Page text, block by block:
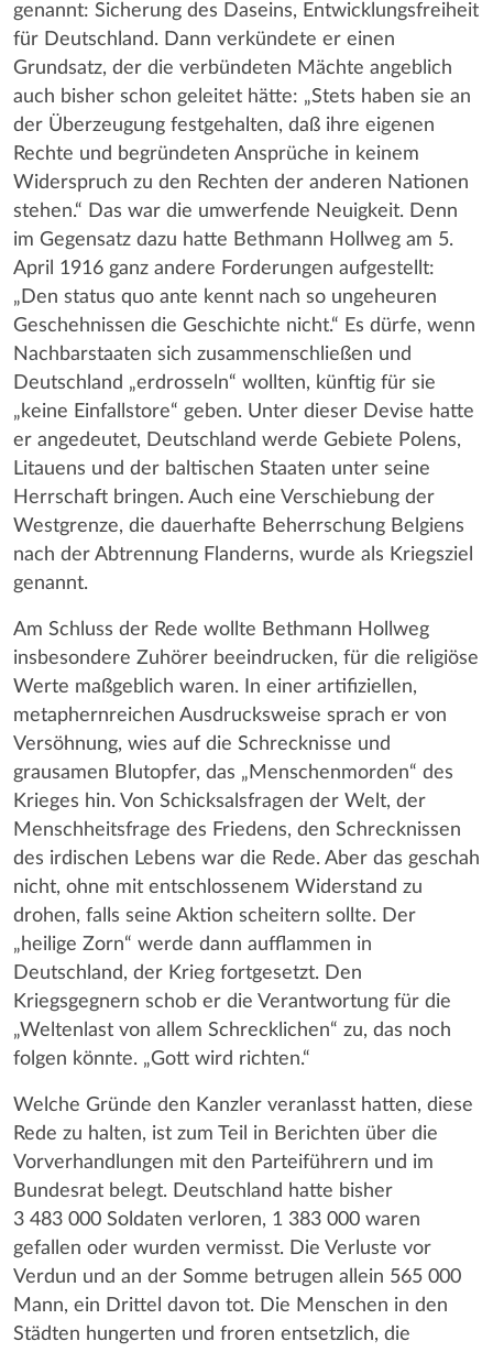
genannt: Sicherung des Daseins, Entwicklungsfreiheit
für Deutschland. Dann verkündete er einen
Grundsatz, der die verbündeten Mächte angeblich
auch bisher schon geleitet hätte: „Stets haben sie an
der Überzeugung festgehalten, daß ihre eigenen
Rechte und begründeten Ansprüche in keinem
Widerspruch zu den Rechten der anderen Nationen
stehen.“ Das war die umwerfende Neuigkeit. Denn
im Gegensatz dazu hatte Bethmann Hollweg am 5.
April 1916 ganz andere Forderungen aufgestellt:
„Den status quo ante kennt nach so ungeheuren
Geschehnissen die Geschichte nicht.“ Es dürfe, wenn
Nachbarstaaten sich zusammenschließen und
Deutschland „erdrosseln“ wollten, künftig für sie
„keine Einfallstore“ geben. Unter dieser Devise hatte
er angedeutet, Deutschland werde Gebiete Polens,
Litauens und der baltischen Staaten unter seine
Herrschaft bringen. Auch eine Verschiebung der
Westgrenze, die dauerhafte Beherrschung Belgiens
nach der Abtrennung Flanderns, wurde als Kriegsziel
genannt.
Am Schluss der Rede wollte Bethmann Hollweg
insbesondere Zuhörer beeindrucken, für die religiöse
Werte maßgeblich waren. In einer artifiziellen,
metaphernreichen Ausdrucksweise sprach er von
Versöhnung, wies auf die Schrecknisse und
grausamen Blutopfer, das „Menschenmorden“ des
Krieges hin. Von Schicksalsfragen der Welt, der
Menschheitsfrage des Friedens, den Schrecknissen
des irdischen Lebens war die Rede. Aber das geschah
nicht, ohne mit entschlossenem Widerstand zu
drohen, falls seine Aktion scheitern sollte. Der
„heilige Zorn“ werde dann aufflammen in
Deutschland, der Krieg fortgesetzt. Den
Kriegsgegnern schob er die Verantwortung für die
„Weltenlast von allem Schrecklichen“ zu, das noch
folgen könnte. „Gott wird richten.“
Welche Gründe den Kanzler veranlasst hatten, diese
Rede zu halten, ist zum Teil in Berichten über die
Vorverhandlungen mit den Parteiführern und im
Bundesrat belegt. Deutschland hatte bisher
3 483 000 Soldaten verloren, 1 383 000 waren
gefallen oder wurden vermisst. Die Verluste vor
Verdun und an der Somme betrugen allein 565 000
Mann, ein Drittel davon tot. Die Menschen in den
Städten hungerten und froren entsetzlich, die